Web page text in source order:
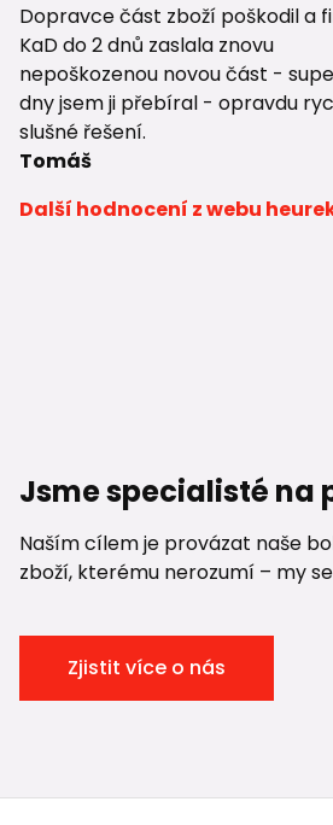
Dopravce část zboží poškodil a
KaD do 2 dnů zaslala znovu
nepoškozenou novou část -
dny jsem ji přebíral - opravdu
slušné řešení.
Tomáš
Další hodnocení z webu
Jsme specialisté na
Naším cílem je provázat naše
zboží, kterému nerozumí – my
Zjistit více o nás